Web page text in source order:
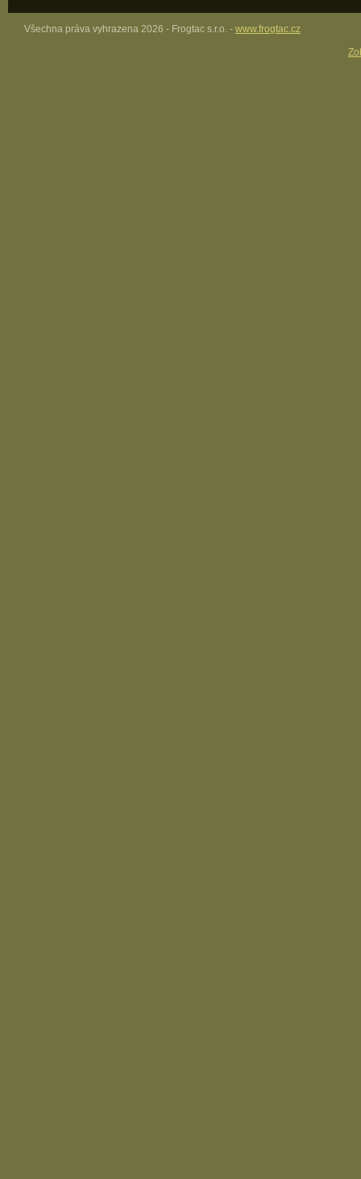
Všechna práva vyhrazena 2026 - Frogtac s.r.o. - www.frogtac.cz